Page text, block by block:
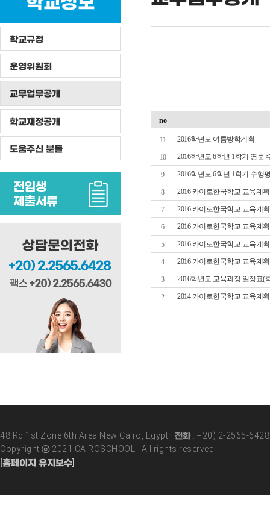
학교규정
운영위원회
교무업무공개
학교재정공개
도움주신 분들
no
11 2016학년도 여름방학계획
10 2016학년도 6학년 1학기 영문
9 2016학년도 6학년 1학기 수행
8 2016 카이로한국학교 교육계
7 2016 카이로한국학교 교육계
6 2016 카이로한국학교 교육계
5 2016 카이로한국학교 교육계
4 2016 카이로한국학교 교육계
3 2016학년도 교육과정 일정표(
2 2014 카이로한국학교 교육계
48 Rd 1st Zone 6th Area New Cairo, Egypt 전화 : +20) 2-2565-
Copyright ⓒ 2021 CAIROSCHOOL All rights reserved.
[홈페이지 유지보수]